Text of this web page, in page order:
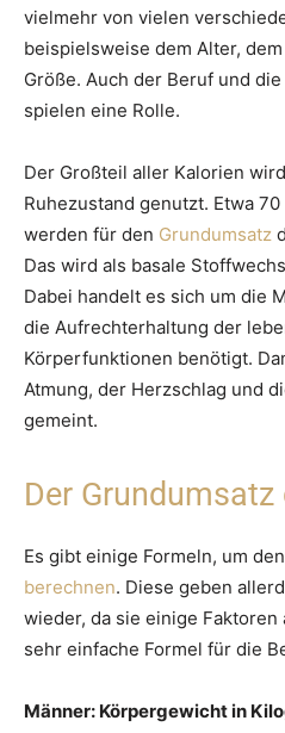
vielmehr von vielen
beispielsweise dem Alter,
Größe. Auch der Beruf und
spielen eine Rolle.
Der Großteil aller Kalorien
Ruhezustand genutzt. Etwa
werden für den Grundumsatz
Das wird als basale
Dabei handelt es sich um die
die Aufrechterhaltung der
Körperfunktionen benötigt.
Atmung, der Herzschlag und
gemeint.
Der Grundumsatz
Es gibt einige Formeln, um
berechnen. Diese geben
wieder, da sie einige Faktoren
sehr einfache Formel für die
Männer: Körpergewicht in